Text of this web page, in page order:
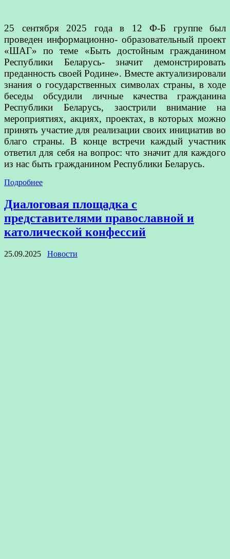
25 сентября 2025 года в 12 Ф-Б группе был
проведен информационно- образовательный проект
«ШАГ» по теме «Быть достойным гражданином
Республики Беларусь- значит демонстрировать
преданность своей Родине». Вместе актуализировали
знания о государственных символах страны, в ходе
беседы обсудили личные качества гражданина
Республики Беларусь, заострили внимание на
мероприятиях, акциях, проектах, в которых можно
принять участие для реализации своих инициатив во
благо страны. В конце встречи каждый участник
ответил для себя на вопрос: что значит для каждого
из нас быть гражданином Республики Беларусь.
Подробнее
Диалоговая площадка с
представителями православной и
католической конфессий
25.09.2025 Новости